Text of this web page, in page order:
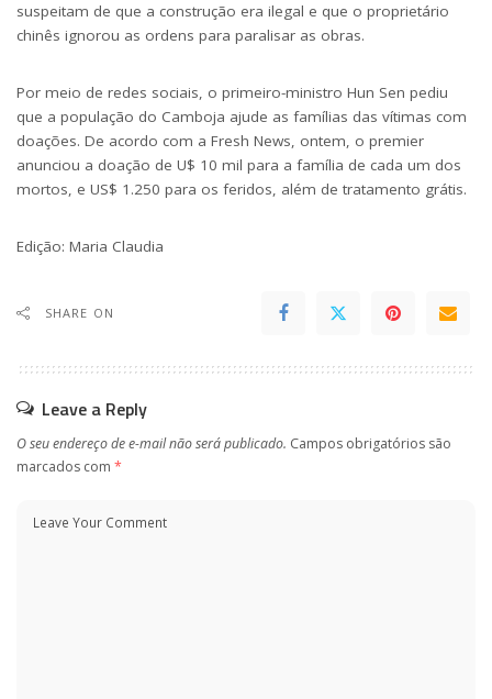
suspeitam de que a construção era ilegal e que o proprietário
chinês ignorou as ordens para paralisar as obras.
Por meio de redes sociais, o primeiro-ministro Hun Sen pediu
que a população do Camboja ajude as famílias das vítimas com
doações. De acordo com a Fresh News, ontem, o premier
anunciou a doação de U$ 10 mil para a família de cada um dos
mortos, e US$ 1.250 para os feridos, além de tratamento grátis.
Edição: Maria Claudia
SHARE ON
Leave a Reply
O seu endereço de e-mail não será publicado. Campos obrigatórios são
marcados com *